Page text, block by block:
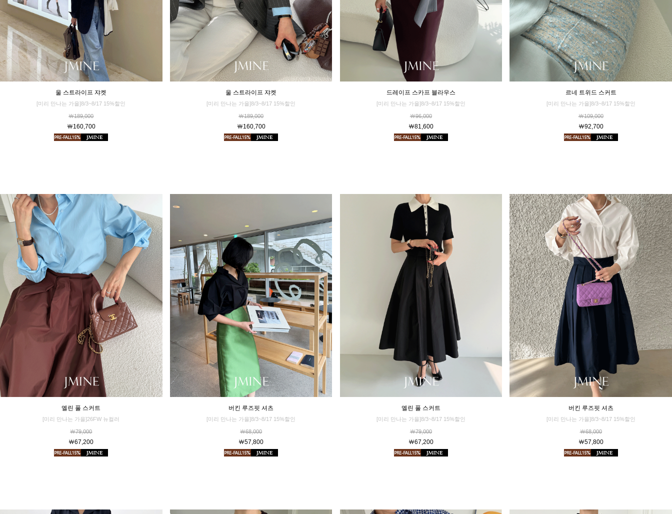
울 스트라이프 쟈켓
[미리 만나는 가을]8/3~8/17 15%할인
￦189,000
￦160,700
울 스트라이프 쟈켓
[미리 만나는 가을]8/3~8/17 15%할인
￦189,000
￦160,700
드레이프 스카프 블라우스
[미리 만나는 가을]8/3~8/17 15%할인
￦96,000
￦81,600
르네 트위드 스커트
[미리 만나는 가을]8/3~8/17 15%할인
￦109,000
￦92,700
엘린 풀 스커트
[미리 만나는 가을]26FW 뉴컬러
￦79,000
￦67,200
버킨 루즈핏 셔츠
[미리 만나는 가을]8/3~8/17 15%할인
￦68,000
￦57,800
엘린 풀 스커트
[미리 만나는 가을]8/3~8/17 15%할인
￦79,000
￦67,200
버킨 루즈핏 셔츠
[미리 만나는 가을]8/3~8/17 15%할인
￦68,000
￦57,800